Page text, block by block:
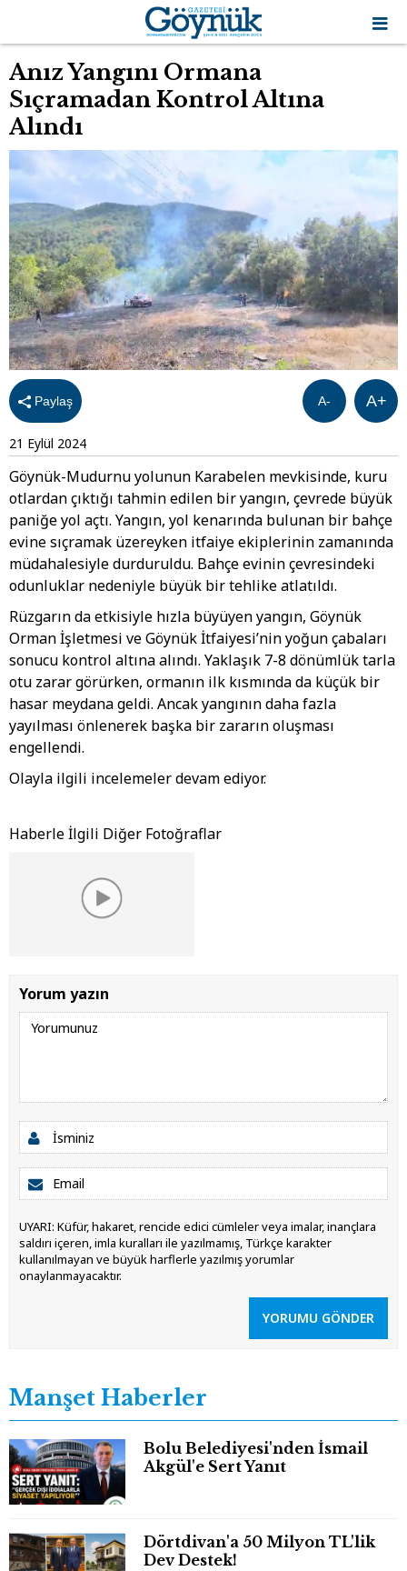
Anız Yangını Ormana
Sıçramadan Kontrol Altına
Alındı
Paylaş A+
A-
21 Eylül 2024
Göynük-Mudurnu yolunun Karabelen mevkisinde, kuru
otlardan çıktığı tahmin edilen bir yangın, çevrede büyük
paniğe yol açtı. Yangın, yol kenarında bulunan bir bahçe
evine sıçramak üzereyken itfaiye ekiplerinin zamanında
müdahalesiyle durduruldu. Bahçe evinin çevresindeki
odunluklar nedeniyle büyük bir tehlike atlatıldı.
Rüzgarın da etkisiyle hızla büyüyen yangın, Göynük
Orman İşletmesi ve Göynük İtfaiyesi’nin yoğun çabaları
sonucu kontrol altına alındı. Yaklaşık 7-8 dönümlük tarla
otu zarar görürken, ormanın ilk kısmında da küçük bir
hasar meydana geldi. Ancak yangının daha fazla
yayılması önlenerek başka bir zararın oluşması
engellendi.
Olayla ilgili incelemeler devam ediyor.
Haberle İlgili Diğer Fotoğraflar
Yorum yazın
UYARI: Küfür, hakaret, rencide edici cümleler veya imalar, inançlara
saldırı içeren, imla kuralları ile yazılmamış, Türkçe karakter
kullanılmayan ve büyük harflerle yazılmış yorumlar
onaylanmayacaktır.
YORUMU GÖNDER
Manşet Haberler
Bolu Belediyesi'nden İsmail
Akgül'e Sert Yanıt
Dörtdivan'a 50 Milyon TL'lik
Dev Destek!